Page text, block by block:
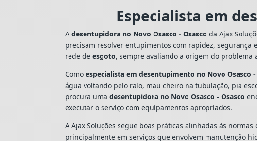
Especialista em
Adesentupidora no Novo Osasco - Osasco da Ajax
precisam resolver entupimentos com rapidez, segurança
rede deesgoto, sempre avaliando a origem do
Comoespecialista em desentupimento no Novo Osasco -
água voltando pelo ralo, mau cheiro na tubulação, pia
procura umadesentupidora no Novo Osasco - Osasco
executar o serviço com equipamentos apropriados.
A Ajax Soluções segue boas práticas alinhadas às normas
principalmente em serviços que envolvem manutenção